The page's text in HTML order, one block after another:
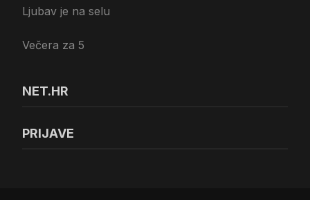
Ljubav je na selu
Večera za 5
NET.HR
PRIJAVE